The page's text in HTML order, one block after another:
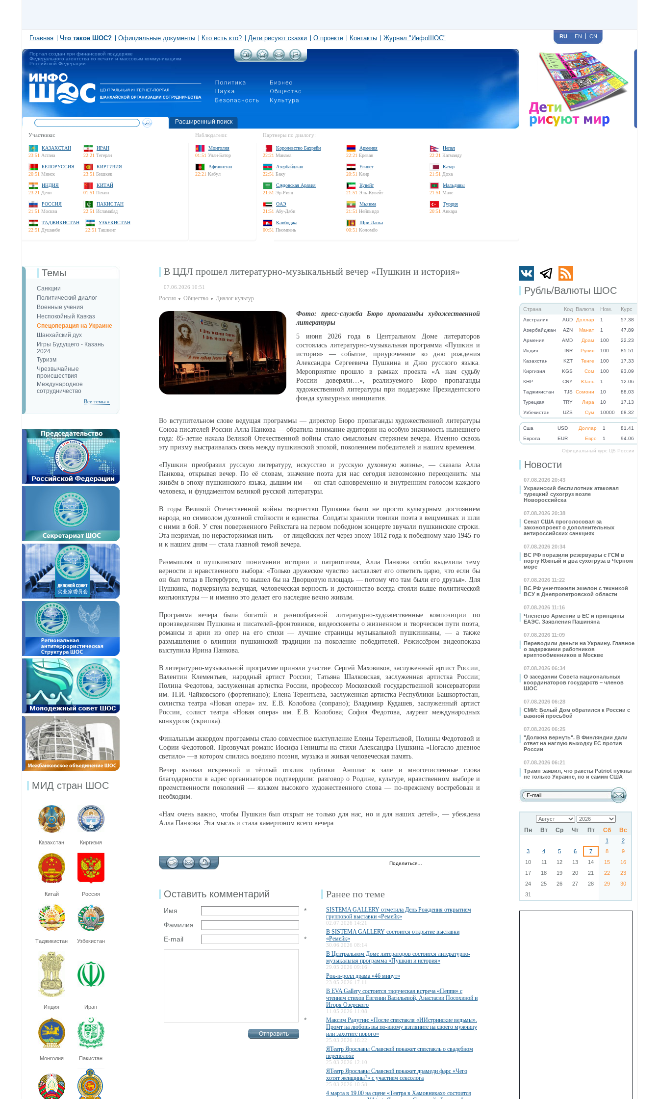
Главная Что такое ШОС? Официальные документы Кто есть кто? Дети рисуют сказки О проекте Контакты Журнал "ИнфоШОС" RU EN CN
Портал создан при финансовой поддержке
Федерального агентства по печати и массовым коммуникациям
Российской Федерации
Расширенный поиск
Участники:
КАЗАХСТАН
23:51 Астана
ИРАН
22:21 Тегеран
БЕЛОРУССИЯ
20:51 Минск
КИРГИЗИЯ
23:51 Бишкек
ИНДИЯ
23:21 Дели
КИТАЙ
01:51 Пекин
РОССИЯ
21:51 Москва
ПАКИСТАН
22:51 Исламабад
ТАДЖИКИСТАН
22:51 Душанбе
УЗБЕКИСТАН
22:51 Ташкент
Наблюдатели:
Монголия
01:51 Улан-Батор
Афганистан
22:21 Кабул
Партнеры по диалогу:
Королевство Бахрейн
22:21 Манама
Армения
22:21 Ереван
Непал
22:21 Катманду
Азербайджан
22:51 Баку
Египет
20:51 Каир
Катар
21:51 Доха
Саудовская Аравия
21:51 Эр-Рияд
Кувейт
21:51 Эль-Кувейт
Мальдивы
21:51 Мале
ОАЭ
21:51 Абу-Даби
Мьянма
21:51 Нейпьидо
Турция
20:51 Анкара
Камбоджа
00:51 Пномпень
Шри-Ланка
00:51 Коломбо
Рубль/Валюты ШОС
Страна Код Валюта Ном. Курс
Австралия AUD Доллар 1
57.38
Азербайджан
AZN Манат 1
47.89
Армения
AMD Драм 100
22.23
Индия
INR Рупия 100
85.51
Казахстан
KZT Тенге 100
17.33
Киргизия
KGS Сом 100
93.09
КНР
CNY Юань 1
12.06
Таджикистан
TJS Сомони 10
88.03
Турецкая
TRY Лира 10
17.13
Узбекистан
UZS Сум 10000 68.32
Cша USD Доллар 1
81.41
Eвропа
EUR Евро 1 94.06
Официальный курс ЦБ России
Новости
07.08.2026 20:43
Украинский беспилотник атаковал
турецкий сухогруз возле
Новороссийска
07.08.2026 20:38
Сенат США проголосовал за
законопроект о дополнительных
антироссийских санкциях
07.08.2026 20:34
ВС РФ поразили резервуары с ГСМ в
порту Южный и два сухогруза в Черном
море
07.08.2026 11:22
ВС РФ уничтожили эшелон с техникой
ВСУ в Днепропетровской области
07.08.2026 11:16
Членство Армении в ЕС и принципы
ЕАЭС. Заявления Пашиняна
07.08.2026 11:09
Переводили деньги на Украину. Главное
о задержании работников
криптообменников в Москве
07.08.2026 06:34
О заседании Совета национальных
координаторов государств – членов
ШОС
07.08.2026 06:28
СМИ: Белый Дом обратился к России с
важной просьбой
07.08.2026 06:25
"Должна вернуть". В Финляндии дали
ответ на наглую выходку ЕС против
России
07.08.2026 06:21
Трамп заявил, что ракеты Patriot нужны
не только Украине, но и самим США
Пн Вт Ср Чт Пт Сб Вс
1
2
3
4 5 6 7 8
9
10
11 12 13 14 15
16
17
18 19 20 21 22
23
24
25 26 27 28 29
30
31
Темы
Санкции
Политический диалог
Военные учения
Неспокойный Кавказ
Спецоперация на Украине
Шанхайский дух
Игры Будущего - Казань
2024
Туризм
Чрезвычайные
происшествия
Международное
сотрудничество
Все темы »
МИД стран ШОС
Казахстан Киргизия
Китай Россия
Таджикистан Узбекистан
Индия Иран
Монголия Пакистан
В ЦДЛ прошел литературно-музыкальный вечер «Пушкин и история»
07.06.2026 10:51
Россия Общество Диалог культур
Фото: пресс-служба Бюро пропаганды художественной
литературы
5 июня 2026 года в Центральном Доме литераторов
состоялась литературно-музыкальная программа «Пушкин и
история» — событие, приуроченное ко дню рождения
Александра Сергеевича Пушкина и Дню русского языка.
Мероприятие прошло в рамках проекта «А нам судьбу
России доверяли…», реализуемого Бюро пропаганды
художественной литературы при поддержке Президентского
фонда культурных инициатив.
Во вступительном слове ведущая программы — директор Бюро пропаганды художественной литературы
Союза писателей России Алла Панкова — обратила внимание аудитории на особую значимость нынешнего
года: 85-летие начала Великой Отечественной войны стало смысловым стержнем вечера. Именно сквозь
эту призму выстраивалась связь между пушкинской эпохой, поколением победителей и нашим временем.
«Пушкин преобразил русскую литературу, искусство и русскую духовную жизнь», — сказала Алла
Панкова, открывая вечер. По её словам, значение поэта для нас сегодня невозможно переоценить: мы
живём в эпоху пушкинского языка, дышим им — он стал одновременно и внутренним голосом каждого
человека, и фундаментом великой русской литературы.
В годы Великой Отечественной войны творчество Пушкина было не просто культурным достоянием
народа, но символом духовной стойкости и единства. Солдаты хранили томики поэта в вещмешках и шли
с ними в бой. У стен поверженного Рейхстага на первом победном концерте звучали пушкинские строки.
Эта незримая, но нерасторжимая нить — от лицейских лет через эпоху 1812 года к победному маю 1945-го
и к нашим дням — стала главной темой вечера.
Размышляя о пушкинском понимании истории и патриотизма, Алла Панкова особо выделила тему
верности и нравственного выбора: «Только дружеское чувство заставляет его ответить царю, что если бы
он был тогда в Петербурге, то вышел бы на Дворцовую площадь — потому что там были его друзья». Для
Пушкина, подчеркнула ведущая, человеческая верность и достоинство всегда стояли выше политической
конъюнктуры — и именно это делает его наследие вечно живым.
Программа вечера была богатой и разнообразной: литературно-художественные композиции по
произведениям Пушкина и писателей-фронтовиков, видеосюжеты о жизненном и творческом пути поэта,
романсы и арии из опер на его стихи — лучшие страницы музыкальной пушкинианы, — а также
размышления о влиянии пушкинской традиции на поколение победителей. Режиссёром видеопоказа
выступила Ирина Панкова.
В литературно-музыкальной программе приняли участие: Сергей Маховиков, заслуженный артист России;
Валентин Клементьев, народный артист России; Татьяна Шалковская, заслуженная артистка России;
Полина Федотова, заслуженная артистка России, профессор Московской государственной консерватории
им. П.И. Чайковского (фортепиано); Елена Терентьева, заслуженная артистка Республики Башкортостан,
солистка театра «Новая опера» им. Е.В. Колобова (сопрано); Владимир Кудашев, заслуженный артист
России, солист театра «Новая опера» им. Е.В. Колобова; София Федотова, лауреат международных
конкурсов (скрипка).
Финальным аккордом программы стало совместное выступление Елены Терентьевой, Полины Федотовой и
Софии Федотовой. Прозвучал романс Иосифа Геништы на стихи Александра Пушкина «Погасло дневное
светило» —в котором слились воедино поэзия, музыка и живая человеческая память.
Вечер вызвал искренний и тёплый отклик публики. Аншлаг в зале и многочисленные слова
благодарности в адрес организаторов подтвердили: разговор о Родине, культуре, нравственном выборе и
преемственности поколений — языком высокого художественного слова — по-прежнему востребован и
необходим.
«Нам очень важно, чтобы Пушкин был открыт не только для нас, но и для наших детей», — убеждена
Алла Панкова. Эта мысль и стала камертоном всего вечера.
Поделиться…
Оставить комментарий
Имя
*
Фамилия
E-mail
*
*
Ранее по теме
SISTEMA GALLERY отметила День Рождения открытием
групповой выставки «Ремейк»
02.07.2026 14:21
В SISTEMA GALLERY состоится открытие выставки
«Ремейк»
30.06.2026 08:14
В Центральном Доме литераторов состоится литературно-
музыкальная программа «Пушкин и история»
29.05.2026 09:16
Рок-н-ролл драма «46 минут»
23.05.2026 17:11
В EVA Gallery состоится творческая встреча «Пеппи» с
чтением стихов Евгении Васильевой, Анастасии Посохиной и
Игоря Озерского
11.05.2026 11:08
Максим Радугин: «После спектакля «ИИстринские ведьмы».
Промт на любовь вы по-иному взгляните на своего мужчину
или захотите нового»
25.03.2026 16:22
ЯТеатр Ярославы Славской покажет спектакль о свадебном
переполохе
25.03.2026 12:10
ЯТеатр Ярославы Славской покажет драмеди фарс «Чего
хотят женщины?» с участием сексолога
25.03.2026 10:58
4 марта в 19.00 на сцене «Театра в Хамовниках» состоится